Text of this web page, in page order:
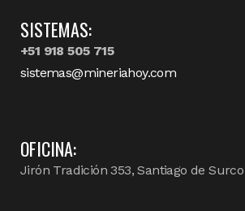
SISTEMAS:
+51 918 505 715
sistemas@mineriahoy.com
OFICINA:
Jirón Tradición 353, Santiago de